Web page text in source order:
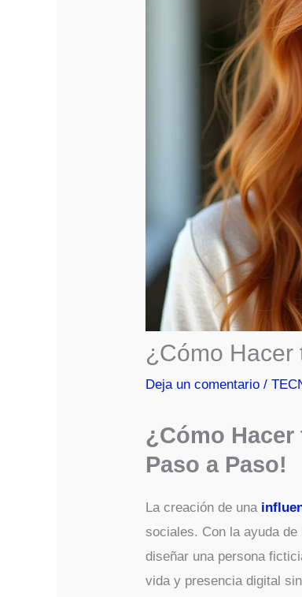
¿Cómo Hacer
Deja un comentario /
¿Cómo
Paso a Paso!
La creación de una
sociales. Con la ayuda
diseñar una persona
vida y presencia digital